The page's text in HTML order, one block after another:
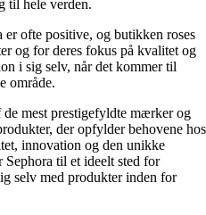
til hele verden.
er ofte positive, og butikken roses
og for deres fokus på kvalitet og
i sig selv, når det kommer til
område.
de mest prestigefyldte mærker og
der opfylder behovene hos
innovation og den unikke
til et ideelt sted for
selv med produkter inden for